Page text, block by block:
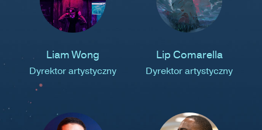
Liam Wong
Dyrektor artystyczny
Lip Comarella
Dyrektor artystyczny